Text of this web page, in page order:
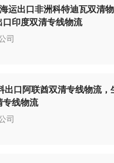
运出口非洲科特迪瓦双清
印度双清专线物流
司
出口阿联酋双清专线物流，
专线物流
司